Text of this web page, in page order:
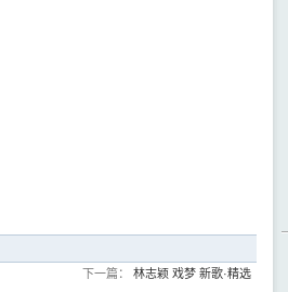
下一篇： 林志颖 戏梦 新歌·精选